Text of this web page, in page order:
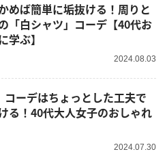
めば簡単に垢抜ける！周りと
「白シャツ」コーデ【40代お
学ぶ】
2024.08.03
コーデはちょっとした工夫で
る！40代大人女子のおしゃれ
2024.07.30